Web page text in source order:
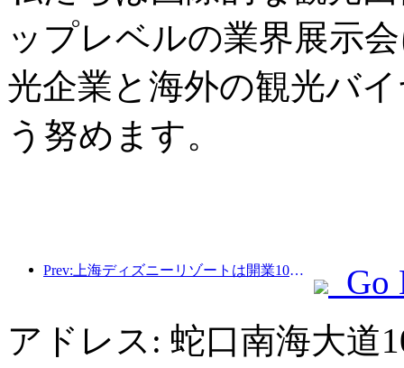
ップレベルの業界展示
光企業と海外の観光バ
う努めます。
Prev:上海ディズニーリゾートは開業10周年を迎え、これまでに1億人以上の来場者数を記録した。
Go
アドレス: 蛇口南海大道